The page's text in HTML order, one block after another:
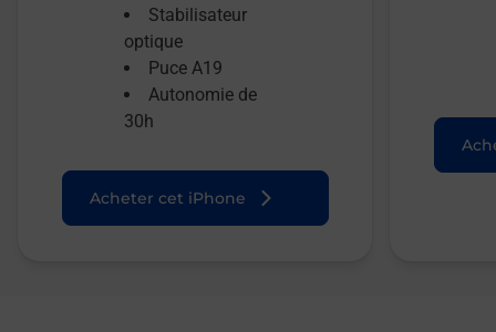
Stabilisateur
optique
Puce A19
Autonomie de
30h
Acheter cet iPhone